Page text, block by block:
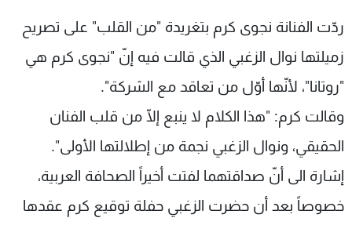
ردّت الفنانة نجوى كرم بتغريدة "من القلب" على تصريح
زميلتها نوال الزغبي الذي قالت فيه إنّ "نجوى كرم هي
"روتانا"، لأنّها أوّل من تعاقد مع الشركة".
وقالت كرم: "هذا الكلام لا ينبع إلّا من قلب الفنان
الحقيقي، ونوال الزغبي نجمة من إطلالتها الأولى".
إشارة الى أنّ صداقتهما لفتت أخيراً الصحافة العربية،
خصوصاً بعد أن حضرت الزغبي حفلة توقيع كرم عقدها